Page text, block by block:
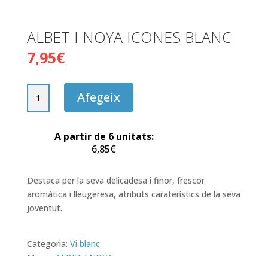
ALBET I NOYA ICONES BLANC
7,95€
Afegeix
A partir de 6 unitats:
6,85€
Destaca per la seva delicadesa i finor, frescor
aromàtica i lleugeresa, atributs caraterístics de la seva
joventut.
Categoria: Vi blanc